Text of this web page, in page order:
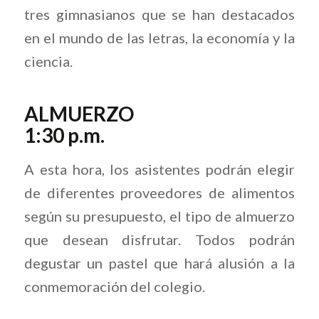
tres gimnasianos que se han destacados
en el mundo de las letras, la economía y la
ciencia.
ALMUERZO
1:30 p.m.
A esta hora, los asistentes podrán elegir
de diferentes proveedores de alimentos
según su presupuesto, el tipo de almuerzo
que desean disfrutar. Todos podrán
degustar un pastel que hará alusión a la
conmemoración del colegio.